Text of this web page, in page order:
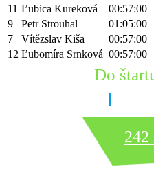
11 Ľubica Kureková
00:57:00
9
Petr Strouhal
01:05:00
7
Vítězslav Kiša
00:57:00
12 Ľubomíra Srnková 00:57:00
Do